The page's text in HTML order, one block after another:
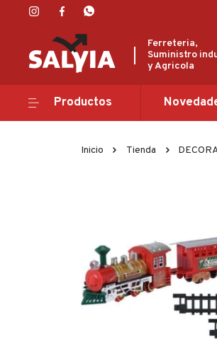
Ferreteria,
Suministro
y Agricola
Productos
Novedades
Catálogos
Productos
Inicio Tienda